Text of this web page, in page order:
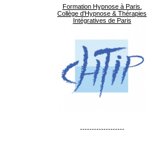
Formation Hypnose à Paris.
Collège d'Hypnose & Thérapies
Intégratives de Paris
-------------------